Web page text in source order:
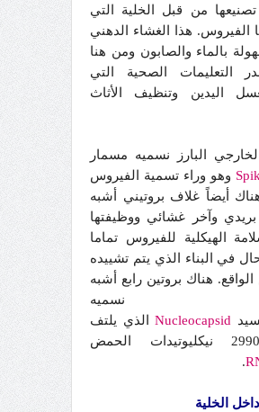
من قبل الخلية التي
الفيروس. هذا الغشاء الدهني
بالماء والصابون ومن هنا
التعليمات الصحية التي
اليدين وتنظيف الأثاث
الخارجي البارز نسميه مسمار
وهو وراء تسمية الفيروس
أيضاً غلاف بروتيني أشبه
وآخر غشائي ووظيفتها
الهيكلية للفيروس تماما
في البناء الذي يتم تشييده
هناك بروتين رابع أشبه
نسميه
Nucleocapsidالذي يلتف
حوله 29900 نيكليوتيدات الحمض
.
الخلية